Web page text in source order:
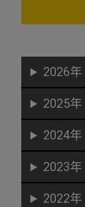
2026年
2025年
2024年
2023年
2022年